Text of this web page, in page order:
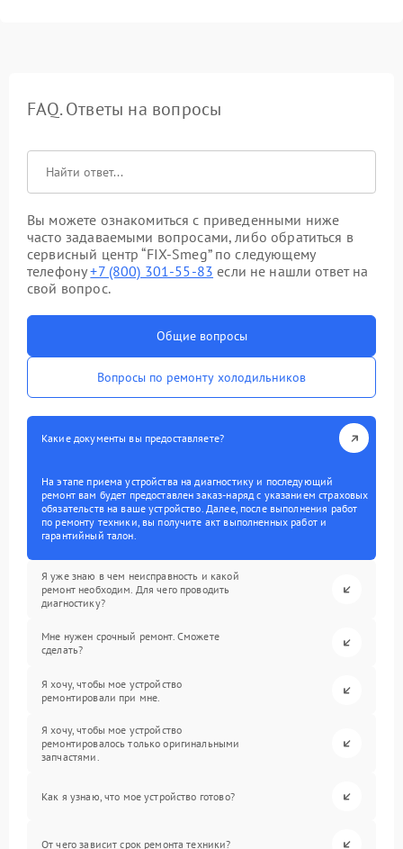
FAQ. Ответы на вопросы
Вы можете ознакомиться с приведенными ниже
часто задаваемыми вопросами, либо обратиться в
сервисный центр “FIX-Smeg” по следующему
телефону+7 (800) 301-55-83 если не нашли ответ на
свой вопрос.
Общие вопросы
Вопросы по ремонту холодильников
Какие документы вы предоставляете?
На этапе приема устройства на диагностику и последующий
ремонт вам будет предоставлен заказ-наряд с указанием страховых
обязательств на ваше устройство. Далее, после выполнения работ
по ремонту техники, вы получите акт выполненных работ и
гарантийный талон.
Я уже знаю в чем неисправность и какой
ремонт необходим. Для чего проводить
диагностику?
Мне нужен срочный ремонт. Сможете
сделать?
Я хочу, чтобы мое устройство
ремонтировали при мне.
Я хочу, чтобы мое устройство
ремонтировалось только оригинальными
запчастями.
Как я узнаю, что мое устройство готово?
От чего зависит срок ремонта техники?